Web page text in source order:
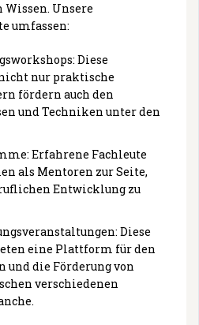
Unsere
umfassen:
Diese
nur praktische
fördern auch den
und Techniken unter den
Erfahrene Fachleute
als Mentoren zur Seite,
Entwicklung zu
Diese
eine Plattform für den
und die Förderung von
verschiedenen